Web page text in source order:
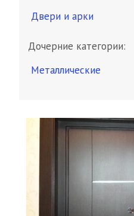
Двери и арки
Дочерние категории:
Металлические